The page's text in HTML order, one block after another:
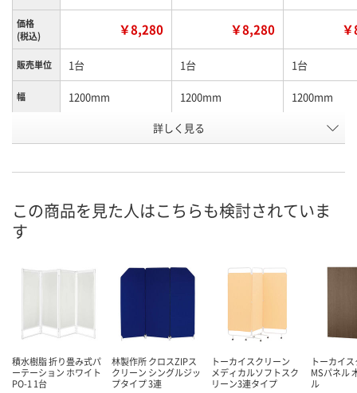
価格
(税込)
￥8,280 ￥8,280
販売単位 1台 1台 1台
幅 1200mm 1200mm 1200mm
ブルー ライトグレー
号
お届け日
数量 数量
カゴへ
詳しく見る
この商品を見た人はこちらも検討されていま
す
積水樹脂 折り畳み式パ
ーテーション ホワイト
PO-1 1台
林製作所 クロスZIPス
クリーン シングルジッ
プタイプ 3連
トーカイスクリーン
メディカルソフトスク
リーン3連タイプ
トーカイ
MSパネル
ル